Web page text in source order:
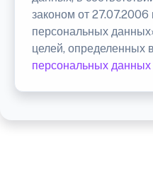
законом от
персональных
целей, определенных в
персональных данных